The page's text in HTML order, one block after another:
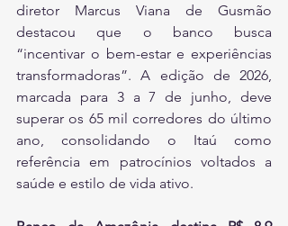
diretor Marcus Viana de Gusmão
destacou que o banco busca
“incentivar o bem-estar e experiências
transformadoras”. A edição de 2026,
marcada para 3 a 7 de junho, deve
superar os 65 mil corredores do último
ano, consolidando o Itaú como
referência em patrocínios voltados a
saúde e estilo de vida ativo.